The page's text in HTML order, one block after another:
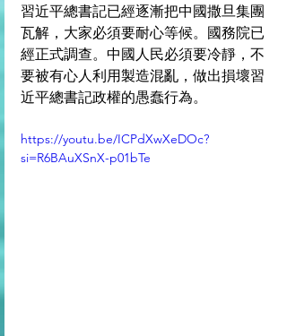
習近平總書記已經逐漸把中國撒旦集團
瓦解，大家必須要耐心等候。國務院已
經正式調查。中國人民必須要冷靜，不
要被有心人利用製造混亂，做出損壞習
近平總書記政權的愚蠢行為。
https://youtu.be/ICPdXwXeDOc?
si=R6BAuXSnX-p01bTe